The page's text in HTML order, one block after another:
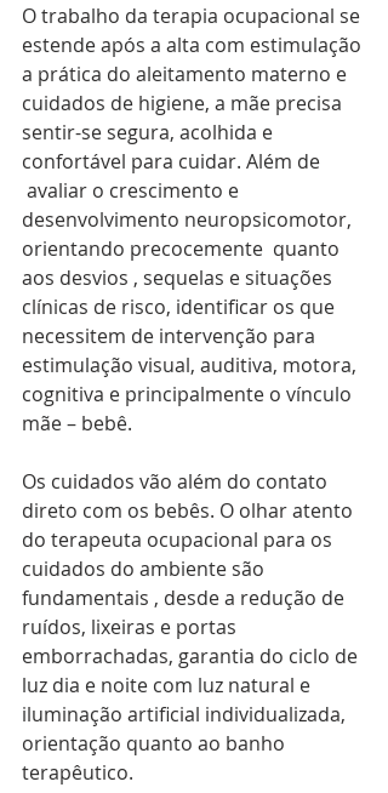
O trabalho da terapia ocupacional se
estende após a alta com estimulação
a prática do aleitamento materno e
cuidados de higiene, a mãe precisa
sentir-se segura, acolhida e
confortável para cuidar. Além de
avaliar o crescimento e
desenvolvimento neuropsicomotor,
orientando precocemente  quanto
aos desvios , sequelas e situações
clínicas de risco, identificar os que
necessitem de intervenção para
estimulação visual, auditiva, motora,
cognitiva e principalmente o vínculo
mãe – bebê.
Os cuidados vão além do contato
direto com os bebês. O olhar atento
do terapeuta ocupacional para os
cuidados do ambiente são
fundamentais , desde a redução de
ruídos, lixeiras e portas
emborrachadas, garantia do ciclo de
luz dia e noite com luz natural e
iluminação artificial individualizada,
orientação quanto ao banho
terapêutico.